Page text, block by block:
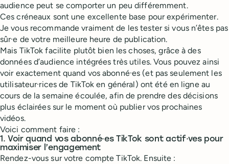
audience peut se comporter un peu différemment.
Ces créneaux sont une excellente base pour expérimenter.
Je vous recommande vraiment de les tester si vous n’êtes pas
sûr·e de votre meilleure heure de publication.
Mais TikTok facilite plutôt bien les choses, grâce à des
données d’audience intégrées très utiles. Vous pouvez ainsi
voir exactement quand vos abonné·es (et pas seulement les
utilisateur·rices de TikTok en général) ont été en ligne au
cours de la semaine écoulée, afin de prendre des décisions
plus éclairées sur le moment où publier vos prochaines
vidéos.
Voici comment faire :
1. Voir quand vos abonné·es TikTok sont actif·ves pour
maximiser l’engagement
Rendez-vous sur votre compte TikTok. Ensuite :